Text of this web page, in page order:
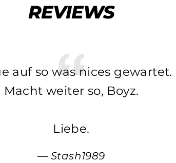
REVIEWS
auf so was nices gewartet.
Macht weiter so, Boyz.
Liebe.
Stash1989